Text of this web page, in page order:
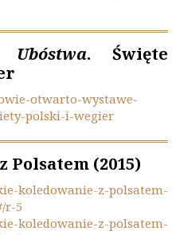
Ubóstwa. Święte
otwarto-wystawe-
polski-i-wegier
(2015)
koledowanie-z-polsatem-
r-5
koledowanie-z-polsatem-